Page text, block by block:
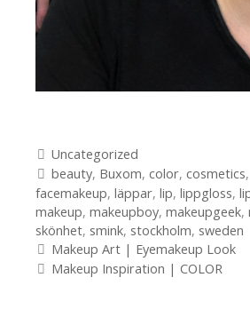
Kategorier
Uncategorized
Etiketter
beauty, Buxom, color, cosmetics,
facemakeup, läppar, lip, lippgloss,
makeup, makeupboy, makeupgeek,
skönhet, smink, stockholm, sweden
Inläggsnavigering
Makeup Art | Eyemakeup Look
Makeup Inspiration | COLOR